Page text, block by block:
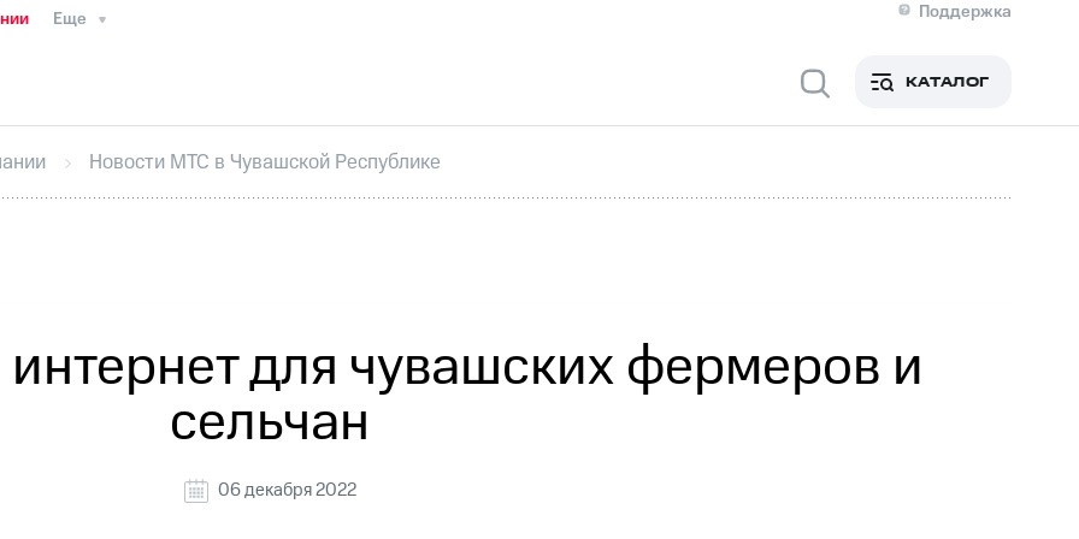
Еще
Поддержка
Медиа-центр
ИнтервьюФинансовая отчетностьКонтактыНовости в регионе
секретарьРаскрытие информации
кабинет акционераАкционерный капиталКонтроль и аудитРынок акций
КАТАЛОГ
Новости МТС в Чувашской Республике
для чувашских фермеров и
сельчан
06 декабря 2022